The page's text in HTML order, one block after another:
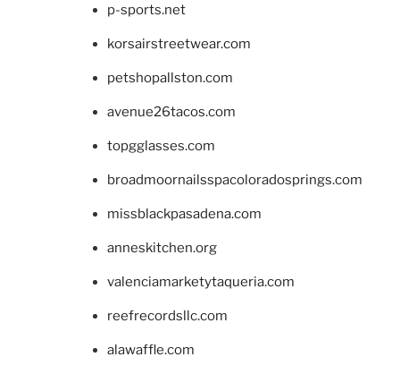
p-sports.net
korsairstreetwear.com
petshopallston.com
avenue26tacos.com
topgglasses.com
broadmoornailsspacoloradosprings.com
missblackpasadena.com
anneskitchen.org
valenciamarketytaqueria.com
reefrecordsllc.com
alawaffle.com